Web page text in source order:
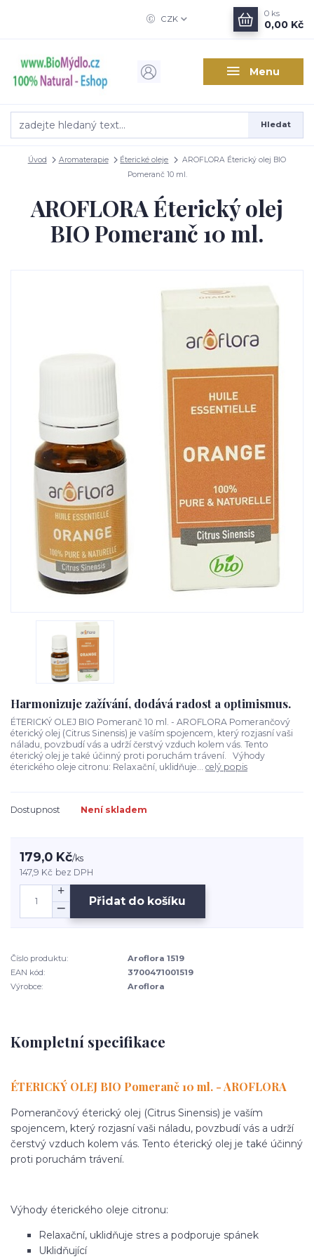
Menu
CZK
Hledat
0 ks
0,00 Kč
Úvod Aromaterapie Éterické oleje
AROFLORA Éterický olej BIO
Pomeranč 10 ml.
AROFLORA Éterický olej
BIO Pomeranč 10 ml.
Harmonizuje zažívání, dodává radost a optimismus.
ÉTERICKÝ OLEJ BIO Pomeranč 10 ml. - AROFLORA Pomerančový
éterický olej (Citrus Sinensis) je vaším spojencem, který rozjasní vaši
náladu, povzbudí vás a udrží čerstvý vzduch kolem vás. Tento
éterický olej je také účinný proti poruchám trávení. Výhody
éterického oleje citronu: Relaxační, uklidňuje... celý popis
Dostupnost Není skladem
179,0 Kč/ks
147,9 Kč bez DPH
Přidat do košíku
Číslo produktu:
Aroflora 1519
EAN kód:
3700471001519
Výrobce:
Aroflora
Kompletní specifikace
ÉTERICKÝ OLEJ BIO Pomeranč 10 ml. - AROFLORA
Pomerančový éterický olej (Citrus Sinensis) je vaším
spojencem, který rozjasní vaši náladu, povzbudí vás a udrží
čerstvý vzduch kolem vás. Tento éterický olej je také účinný
proti poruchám trávení.
Výhody éterického oleje citronu:
Relaxační, uklidňuje stres a podporuje spánek
Uklidňující